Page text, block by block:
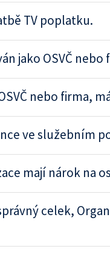
TV poplatku.
jako OSVČ
nebo firma,
ve služebním
mají nárok na
celek,